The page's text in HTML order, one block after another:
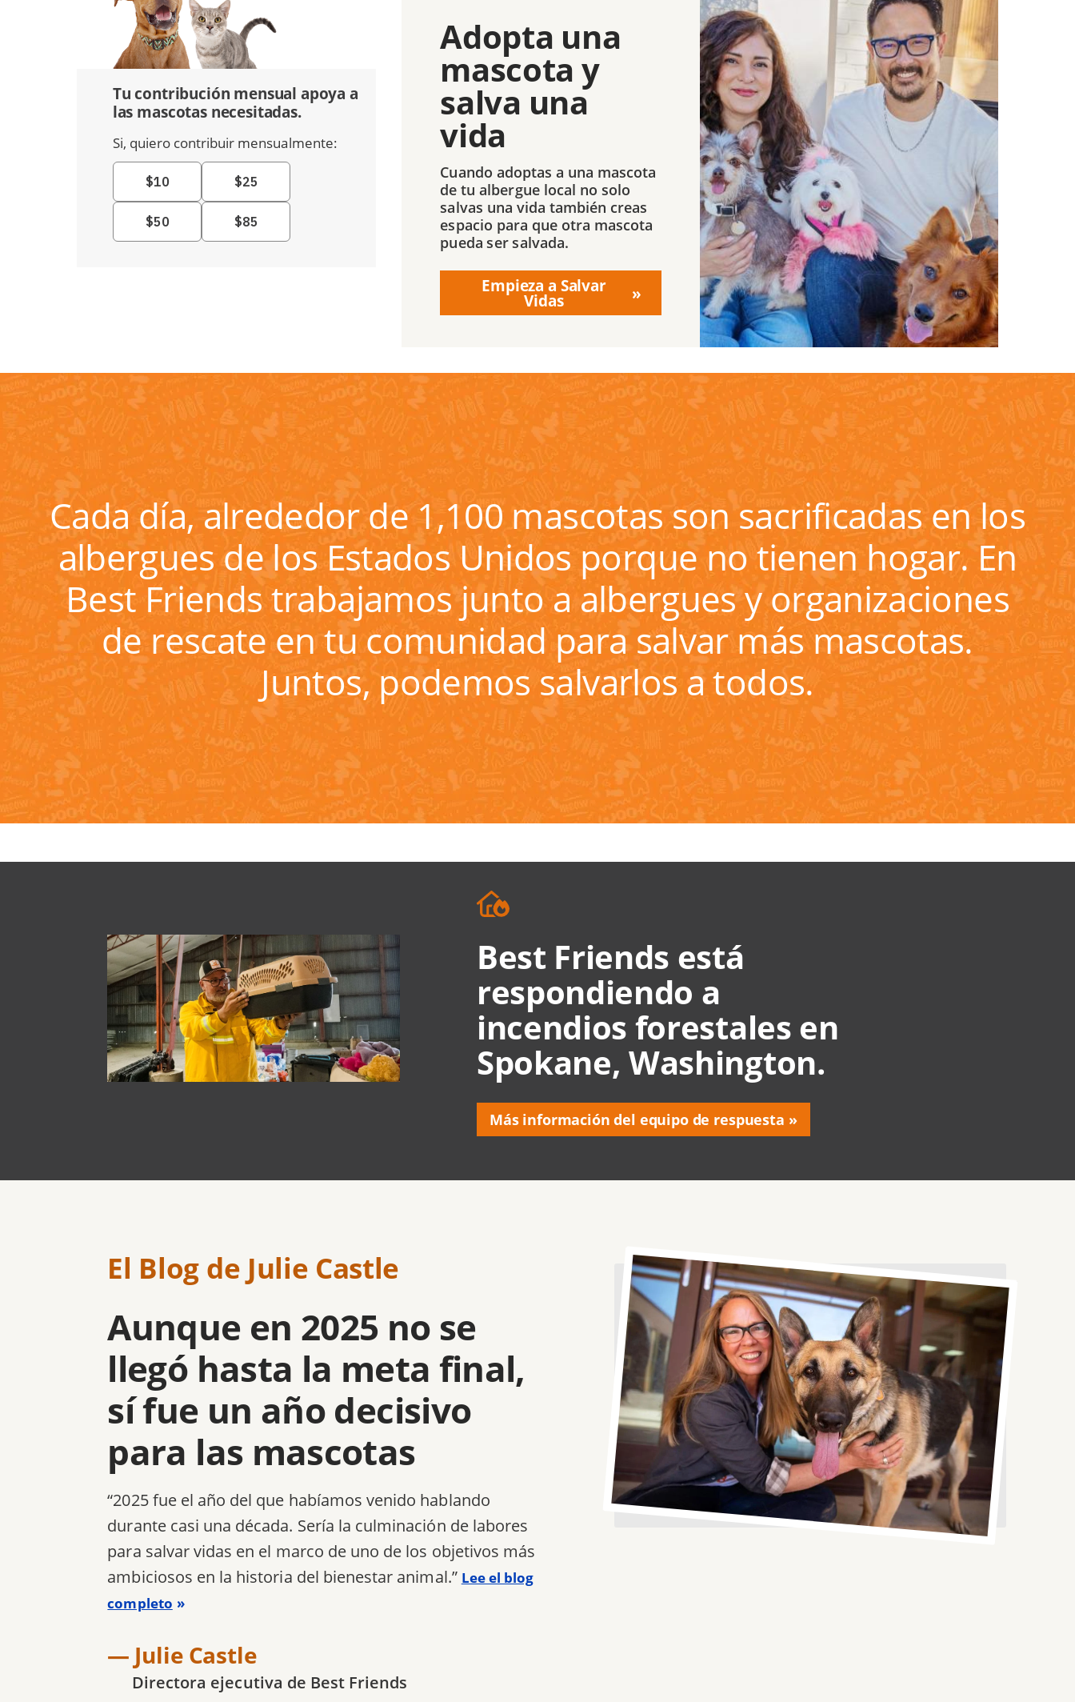
Tu contribución mensual apoya a
las mascotas necesitadas.
Si, quiero contribuir mensualmente:
Adopta una
mascota y
salva una
vida
Cuando adoptas a una mascota
de tu albergue local no solo
salvas una vida también creas
espacio para que otra mascota
pueda ser salvada.
Empieza a Salvar
Vidas
Cada día, alrededor de 1,100 mascotas son sacrificadas en los
albergues de los Estados Unidos porque no tienen hogar. En
Best Friends trabajamos junto a albergues y organizaciones
de rescate en tu comunidad para salvar más mascotas.
Juntos, podemos salvarlos a todos.
Best Friends está
respondiendo a
incendios forestales en
Spokane, Washington.
Más información del equipo de respuesta
Imagen
El Blog de Julie Castle
Aunque en 2025 no se
llegó hasta la meta final,
sí fue un año decisivo
para las mascotas
“2025 fue el año del que habíamos venido hablando
durante casi una década. Sería la culminación de labores
para salvar vidas en el marco de uno de los objetivos más
ambiciosos en la historia del bienestar animal.” Lee el blog
completo
— Julie Castle
Directora ejecutiva de Best Friends